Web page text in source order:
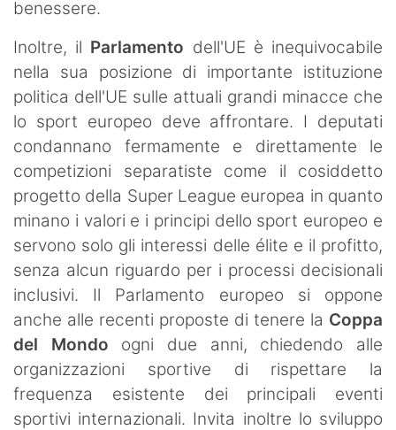
benessere.
Inoltre, il Parlamento dell'UE è inequivocabile
nella sua posizione di importante istituzione
politica dell'UE sulle attuali grandi minacce che
lo sport europeo deve affrontare. I deputati
condannano fermamente e direttamente le
competizioni separatiste come il cosiddetto
progetto della Super League europea in quanto
minano i valori e i principi dello sport europeo e
servono solo gli interessi delle élite e il profitto,
senza alcun riguardo per i processi decisionali
inclusivi. Il Parlamento europeo si oppone
anche alle recenti proposte di tenere la Coppa
del Mondo ogni due anni, chiedendo alle
organizzazioni sportive di rispettare la
frequenza esistente dei principali eventi
sportivi internazionali. Invita inoltre lo sviluppo